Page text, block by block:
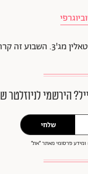
קרה גם לי.
הירשמי לניוזלטר
שלחי
פרסומי מאתר ״את״